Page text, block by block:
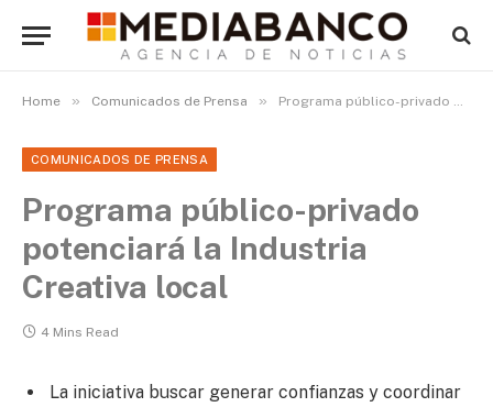
Home » Comunicados de Prensa » Programa público-privado potenciará la Industria Creativa local
COMUNICADOS DE PRENSA
Programa público-privado
potenciará la Industria
Creativa local
4 Mins Read
La iniciativa buscar generar confianzas y coordinar